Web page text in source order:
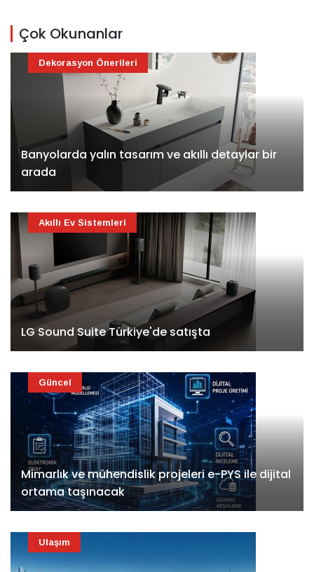
Çok Okunanlar
Banyolarda yalın tasarım ve akıllı detaylar bir
arada
Dekorasyon Önerileri
LG Sound Suite Türkiye'de satışta
Akıllı Ev Sistemleri
Mimarlık ve mühendislik projeleri e-PYS ile dijital
ortama taşınacak
Güncel
Ulaşım